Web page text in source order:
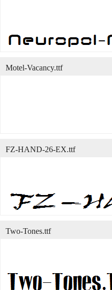
Motel-Vacancy.ttf
FZ-HAND-26-EX.ttf
Two-Tones.ttf